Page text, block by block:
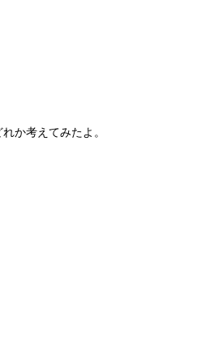
か考えてみたよ。